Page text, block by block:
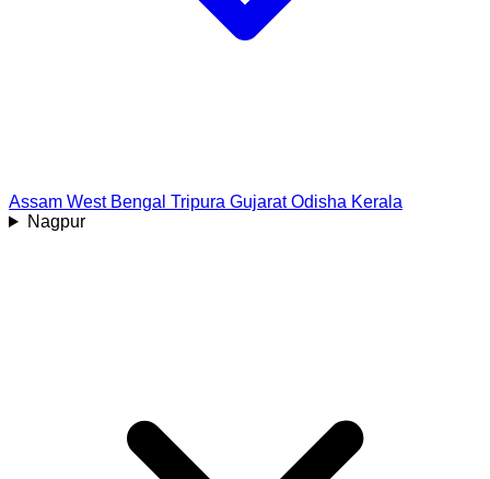
Assam West Bengal Tripura Gujarat Odisha Kerala
Nagpur